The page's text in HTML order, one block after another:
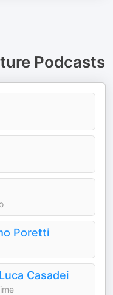
Podcasts
Poretti
Casadei